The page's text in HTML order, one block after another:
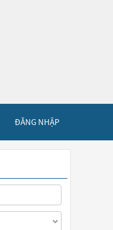
ĐĂNG NHẬP